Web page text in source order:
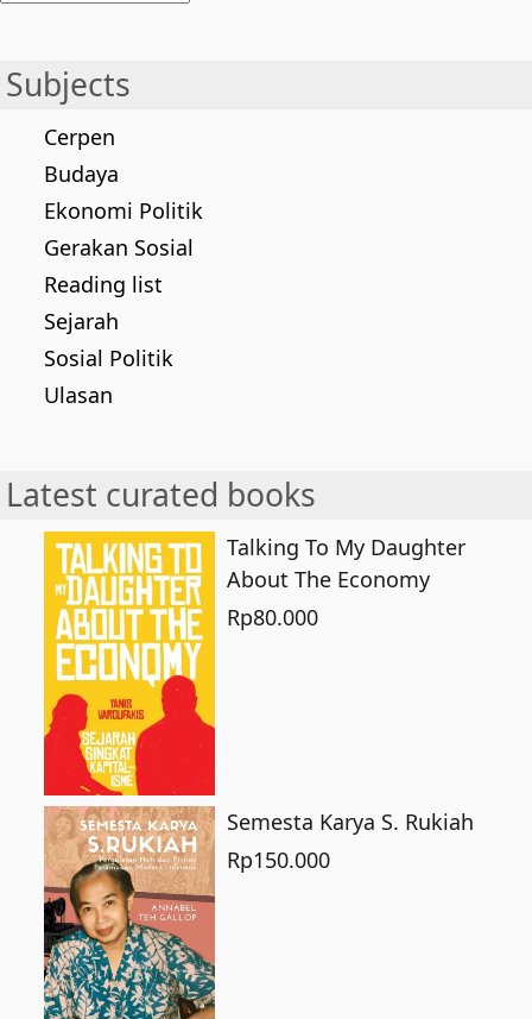
Subjects
Cerpen
Budaya
Ekonomi Politik
Gerakan Sosial
Reading list
Sejarah
Sosial Politik
Ulasan
Latest curated books
Talking To My Daughter
About The Economy
Rp80.000
Semesta Karya S. Rukiah
Rp150.000